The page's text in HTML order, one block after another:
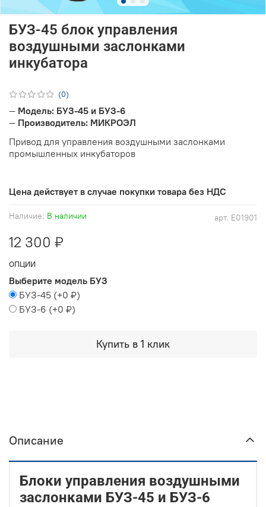
(0)
арт. E01901
Наличие: В наличии
БУЗ-45 блок управления
воздушными заслонками
инкубатора
12 300 ₽
Купить в 1 клик
ОПЦИИ
Выберите модель БУЗ
БУЗ-45 (+0 ₽)
БУЗ-6 (+0 ₽)
— Модель: БУЗ-45 и БУЗ-6
— Производитель: МИКРОЭЛ
Привод для управления воздушными заслонками
промышленных инкубаторов
Цена действует в случае покупки товара без НДС
Описание
Блоки управления воздушными
заслонками БУЗ-45 и БУЗ-6